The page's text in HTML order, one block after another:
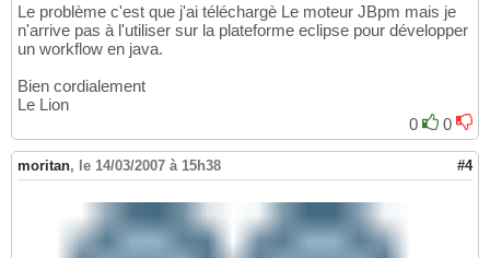
Le problème c'est que j'ai téléchargè Le moteur JBpm mais je
n'arrive pas à l'utiliser sur la plateforme eclipse pour développer
un workflow en java.
Bien cordialement
Le Lion
0
0
moritan, le 14/03/2007 à 15h38 #4